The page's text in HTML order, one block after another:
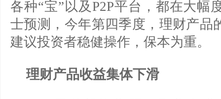
各种“宝”以及P2P平台，都在大幅
士预测，今年第四季度，理财产品
建议投资者稳健操作，保本为重。
理财产品收益集体下滑